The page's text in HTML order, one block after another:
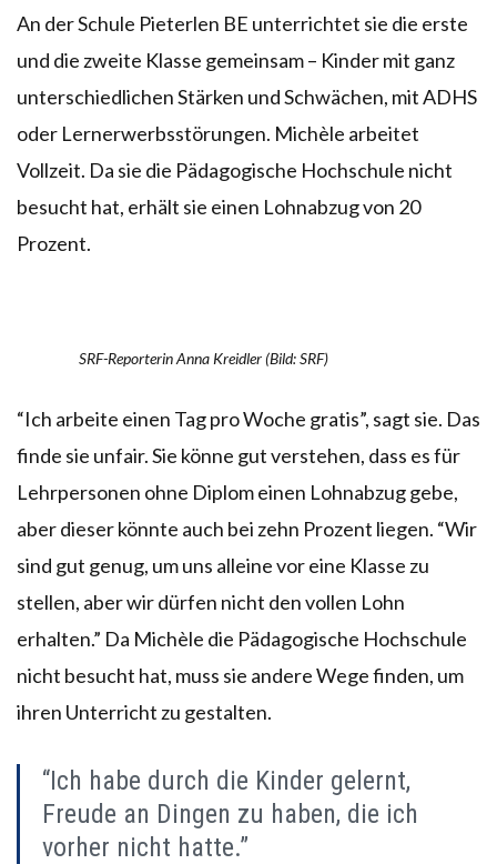
An der Schule Pieterlen BE unterrichtet sie die erste
und die zweite Klasse gemeinsam – Kinder mit ganz
unterschiedlichen Stärken und Schwächen, mit ADHS
oder Lernerwerbsstörungen. Michèle arbeitet
Vollzeit. Da sie die Pädagogische Hochschule nicht
besucht hat, erhält sie einen Lohnabzug von 20
Prozent.
SRF-Reporterin Anna Kreidler (Bild: SRF)
“Ich arbeite einen Tag pro Woche gratis”, sagt sie. Das
finde sie unfair. Sie könne gut verstehen, dass es für
Lehrpersonen ohne Diplom einen Lohnabzug gebe,
aber dieser könnte auch bei zehn Prozent liegen. “Wir
sind gut genug, um uns alleine vor eine Klasse zu
stellen, aber wir dürfen nicht den vollen Lohn
erhalten.” Da Michèle die Pädagogische Hochschule
nicht besucht hat, muss sie andere Wege finden, um
ihren Unterricht zu gestalten.
“Ich habe durch die Kinder gelernt,
Freude an Dingen zu haben, die ich
vorher nicht hatte.”